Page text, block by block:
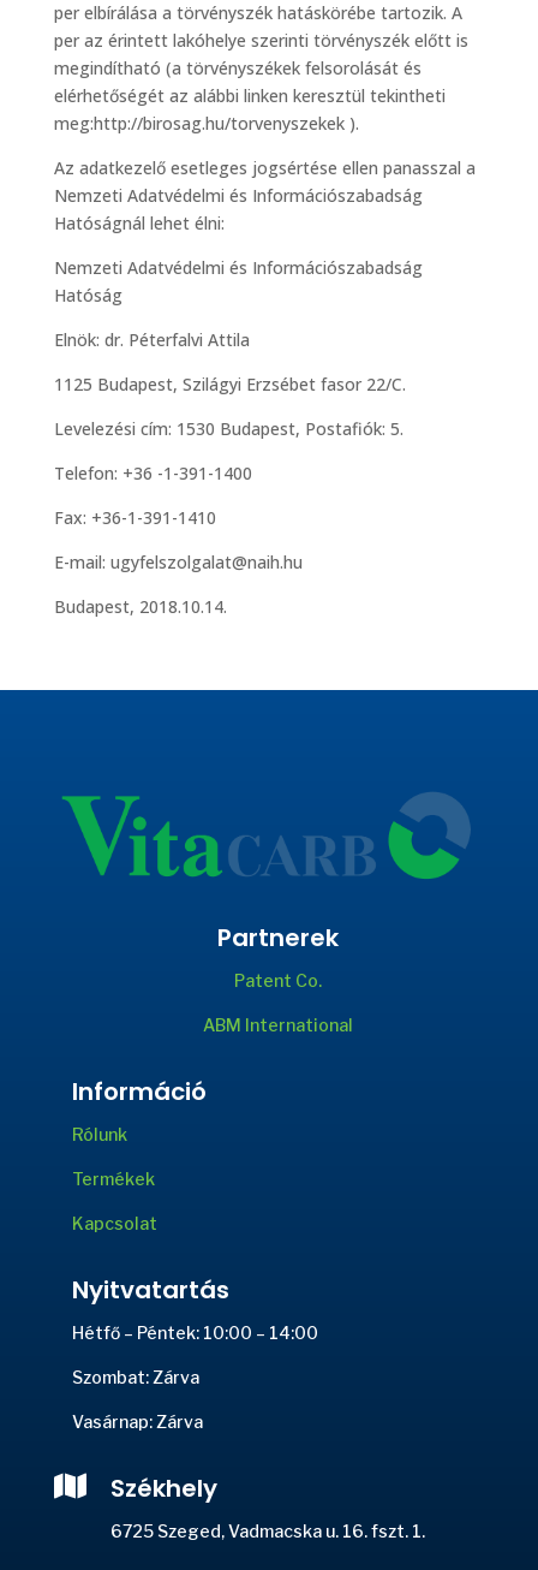
per elbírálása a törvényszék hatáskörébe tartozik. A
per az érintett lakóhelye szerinti törvényszék előtt is
megindítható (a törvényszékek felsorolását és
elérhetőségét az alábbi linken keresztül tekintheti
meg:http://birosag.hu/torvenyszekek ).
Az adatkezelő esetleges jogsértése ellen panasszal a
Nemzeti Adatvédelmi és Információszabadság
Hatóságnál lehet élni:
Nemzeti Adatvédelmi és Információszabadság
Hatóság
Elnök: dr. Péterfalvi Attila
1125 Budapest, Szilágyi Erzsébet fasor 22/C.
Levelezési cím: 1530 Budapest, Postafiók: 5.
Telefon: +36 -1-391-1400
Fax: +36-1-391-1410
E-mail: ugyfelszolgalat@naih.hu
Budapest, 2018.10.14.
Partnerek
Patent Co.
ABM International
Információ
Rólunk
Termékek
Kapcsolat
Nyitvatartás
Hétfő – Péntek: 10:00 – 14:00
Szombat: Zárva
Vasárnap: Zárva
 Székhely
6725 Szeged, Vadmacska u. 16. fszt. 1.